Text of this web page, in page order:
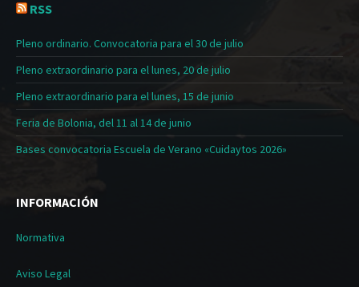
RSS
Pleno ordinario. Convocatoria para el 30 de julio
Pleno extraordinario para el lunes, 20 de julio
Pleno extraordinario para el lunes, 15 de junio
Feria de Bolonia, del 11 al 14 de junio
Bases convocatoria Escuela de Verano «Cuidaytos 2026»
INFORMACIÓN
Normativa
Aviso Legal